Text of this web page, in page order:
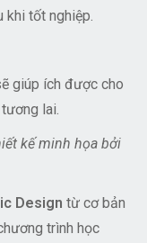
khi tốt nghiệp.
giúp ích được cho
lai.
kế minh họa bởi
Design từ cơ bản
trình học